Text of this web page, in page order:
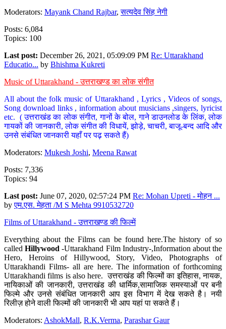
Moderators: Mayank Chand Rajbar,सत्यदेव सिंह नेगी
Posts: 6,084
Topics: 100
Last post: December 26, 2021, 05:09:09 PM Re: Uttarakhand
Educatio... by Bhishma Kukreti
Music of Uttarakhand - उत्तराखण्ड का लोक संगीत
All about the folk music of Uttarakhand , Lyrics , Videos of songs,
Song download links , information about musicians ,singers, lyricist
etc. ( उत्तराखंड का लोक संगीत, गानों के बोल, गाने डाउनलोड के लिंक, लोक
गायकों की जानकारी, लोक संगीत की विधायें, झोड़े, चाचरी, बाजू-बन्द आदि और
उनसे संबंधित जानकारी यहाँ पर पढ़ सकते हैं)
Moderators: Mukesh Joshi, Meena Rawat
Posts: 7,336
Topics: 94
Last post: June 07, 2020, 02:57:24 PM Re: Mohan Upreti - मोहन ...
byएम.एस. मेहता /M S Mehta 9910532720
Films of Uttarakhand - उत्तराखण्ड की फिल्में
Everything about the Films can be found here.The history of so
calledHillywood-Uttarakhand Film Industry-,Information about the
Hero, Heroins of Hillywood, Story, Video, Photographs of
Uttarakhandi Films- all are here. The information of forthcoming
Uttarakhandi films is also here. उत्तराखंड की फिल्मों का इतिहास, नायक,
नायिकाओं की जानकारी, उत्तराखंड की धार्मिक,सामाजिक समस्याओं पर बनी
फिल्मे और उनसे संबंधित जानकारी आप इस विभाग में देख सकते है। नयी
रिलीज़ होने वाली फिल्मों की जानकारी भी आप यहां पा सकते हैं।
Moderators: AshokMall, R.K.Verma, Parashar Gaur